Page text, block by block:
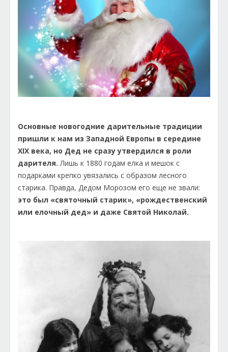
Основные новогодние дарительные традиции
пришли к нам из Западной Европы в середине
ХIХ века, но Дед не сразу утвердился в роли
дарителя. Лишь к 1880 годам елка и мешок с
подарками крепко увязались с образом лесного
старика. Правда, Дедом Морозом его еще не звали:
это был «святочный старик», «рождественский
или елочный дед» и даже Святой Николай.